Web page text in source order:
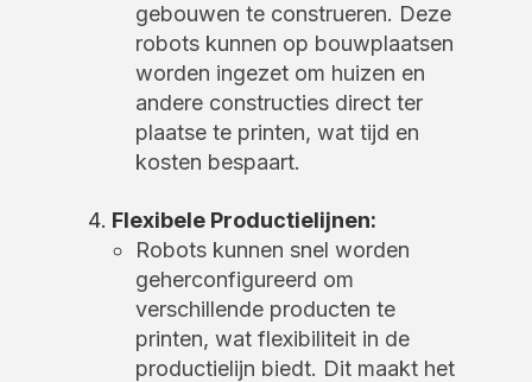
gebouwen te construeren. Deze
robots kunnen op bouwplaatsen
worden ingezet om huizen en
andere constructies direct ter
plaatse te printen, wat tijd en
kosten bespaart.
Flexibele Productielijnen:
Robots kunnen snel worden
geherconfigureerd om
verschillende producten te
printen, wat flexibiliteit in de
productielijn biedt. Dit maakt het